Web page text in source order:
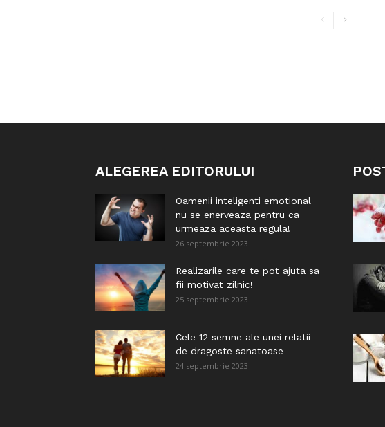
ALEGEREA EDITORULUI
Oamenii inteligenti emotional
nu se enerveaza pentru ca
urmeaza aceasta regula!
26 septembrie 2023
Realizarile care te pot ajuta sa
fii motivat zilnic!
25 septembrie 2023
Cele 12 semne ale unei relatii
de dragoste sanatoase
24 septembrie 2023